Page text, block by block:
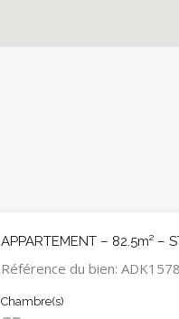
APPARTEMENT – 82.5m² –
Référence du bien:
Chambre(s)